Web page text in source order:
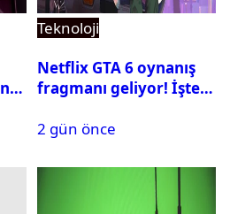
Teknoloji
Netflix GTA 6 oynanış
fragmanı geliyor! İşte
2 gün önce